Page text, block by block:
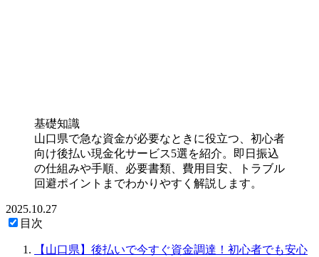
基礎知識
山口県で急な資金が必要なときに役立つ、初心者
向け後払い現金化サービス5選を紹介。即日振込
の仕組みや手順、必要書類、費用目安、トラブル
回避ポイントまでわかりやすく解説します。
2025.10.27
目次
【山口県】後払いで今すぐ資金調達！初心者でも安心